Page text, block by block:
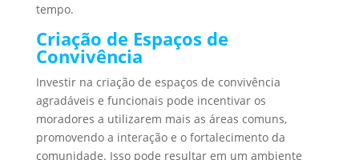
tempo.
Criação de Espaços de
Convivência
Investir na criação de espaços de convivência
agradáveis e funcionais pode incentivar os
moradores a utilizarem mais as áreas comuns,
promovendo a interação e o fortalecimento da
comunidade. Isso pode resultar em um ambiente